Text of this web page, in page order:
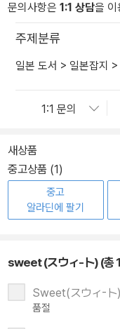
문의사항은 1:1 상담을 이
주제분류
일본 도서 > 일본잡지 >
새상품
중고상품 (1)
중고
알라딘에 팔기
sweet (スウィ-ト) (총
Sweet(スウィ-
품절